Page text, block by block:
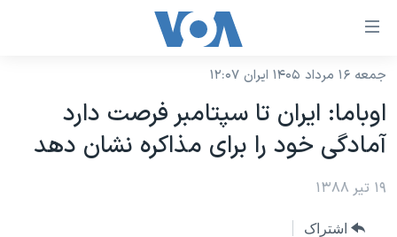
لینکهای
دسترسی
جهش
به
محتوای
اصلی
جهش
نسخه سبک وب‌سایت
موضوع ها
ایران
آمریکا
برنامه های تلویزیونی
جدول برنامه ها
جمعه ۱۶ مرداد ۱۴۰۵ ایران ۱۲:۰۷
اوباما: ایران تا سپتامبر فرصت دارد
آمادگی خود را برای مذاکره نشان دهد
۱۹ تیر ۱۳۸۸
اشتراک